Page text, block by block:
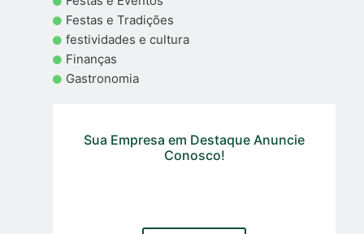
Festas e Tradições
festividades e cultura
Finanças
Gastronomia
Sua Empresa em Destaque Anuncie
Conosco!